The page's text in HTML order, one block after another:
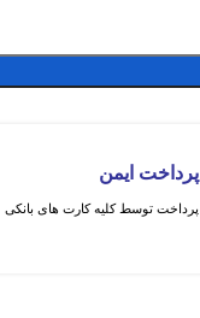
پرداخت ایمن
پرداخت توسط کلیه کارت های بانکی